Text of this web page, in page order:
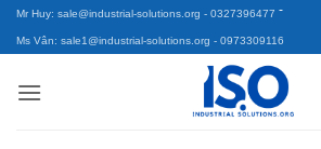
Bỏ
qua
dung
Mr Huy: sale@industrial-solutions.org - 0327396477 -
Ms Vân: sale1@industrial-solutions.org - 0973309116